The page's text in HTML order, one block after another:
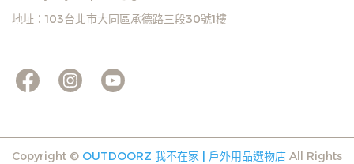
地址：103台北市大同區承德路三段30號1樓
Copyright © OUTDOORZ 我不在家 | 戶外用品選物店 All Rights